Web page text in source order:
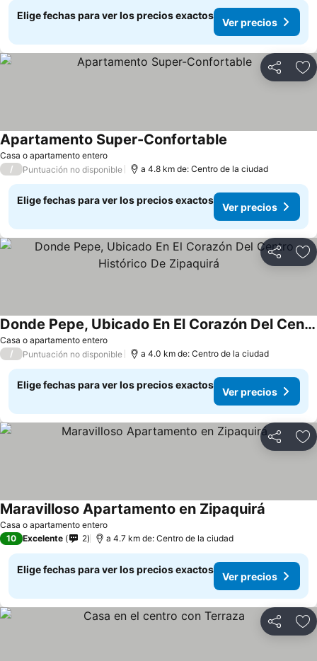
Elige fechas para ver los precios exactos
Ver precios
Compartir
Casa o apartamento entero
Apartamento Super-Confortable
/ Puntuación no disponible a 4.8 km de: Centro de la ciudad
Elige fechas para ver los precios exactos
Ver precios
Compartir
Casa o apartamento entero
Donde Pepe, Ubicado En El Corazón Del Centro Histórico De Zipaquirá
Ver precios
/ Puntuación no disponible a 4.0 km de: Centro de la ciudad
Elige fechas para ver los precios exactos
Ver precios
Compartir
Casa o apartamento entero
Maravilloso Apartamento en Zipaquirá
10 Excelente 2 a 4.7 km de: Centro de la ciudad
Elige fechas para ver los precios exactos
Ver precios
Compartir